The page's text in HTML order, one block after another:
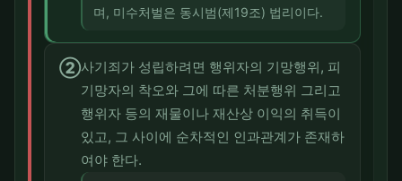
며, 미수처벌은 동시범(제19조) 법리이다.
②사기죄가 성립하려면 행위자의 기망행위, 피
기망자의 착오와 그에 따른 처분행위 그리고
행위자 등의 재물이나 재산상 이익의 취득이
있고, 그 사이에 순차적인 인과관계가 존재하
여야 한다.